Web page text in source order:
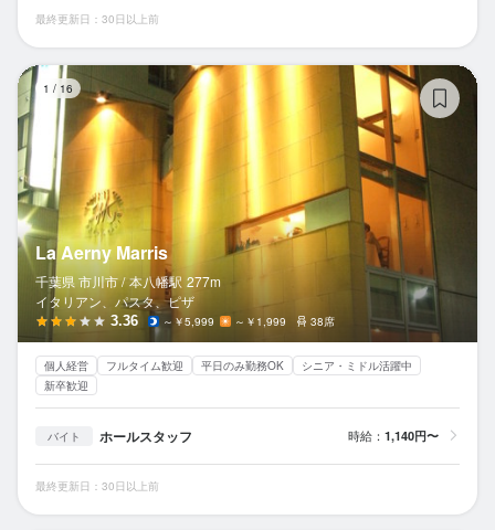
最終更新日：30日以上前
1 / 16
La Aerny Marris
千葉県 市川市 / 本八幡駅 277m
イタリアン、パスタ、ピザ
3.36 ～￥5,999 ～￥1,999 38席
個人経営 フルタイム歓迎 平日のみ勤務OK
シニア・ミドル活躍中
新卒歓迎
バイト ホールスタッフ 時給： 1,140円〜
最終更新日：30日以上前